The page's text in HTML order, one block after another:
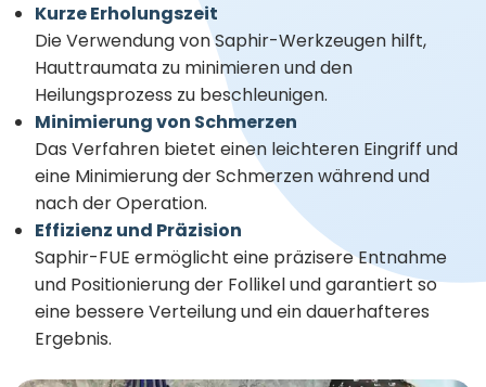
Kurze Erholungszeit
Die Verwendung von Saphir-Werkzeugen hilft,
Hauttraumata zu minimieren und den
Heilungsprozess zu beschleunigen.
Minimierung von Schmerzen
Das Verfahren bietet einen leichteren Eingriff und
eine Minimierung der Schmerzen während und
nach der Operation.
Effizienz und Präzision
Saphir-FUE ermöglicht eine präzisere Entnahme
und Positionierung der Follikel und garantiert so
eine bessere Verteilung und ein dauerhafteres
Ergebnis.